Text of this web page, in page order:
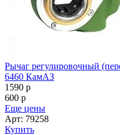
Рычаг регулировочный
6460 КамАЗ
1590 p
600 p
Еще цены
Арт: 79258
Купить